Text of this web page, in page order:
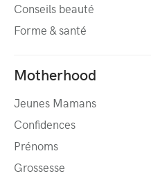
Conseils beauté
Forme & santé
Motherhood
Jeunes Mamans
Confidences
Prénoms
Grossesse